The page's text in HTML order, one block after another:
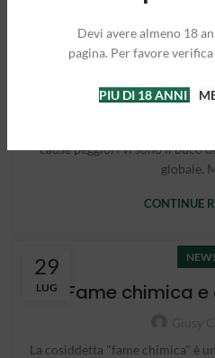
Devi avere almeno 18
pagina. Per favore
PIU DI 18 ANNIGiusy
cause peggiori vi sono il buco
globale.
CONTINUE
29
LUG Fame chimica
La cosiddetta "fame chimica" è